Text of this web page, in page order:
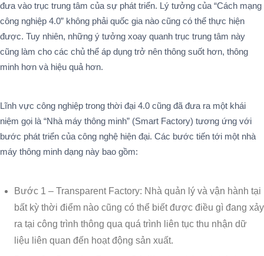
đưa vào trục trung tâm của sự phát triển. Lý tưởng của “Cách mạng
công nghiệp 4.0” không phải quốc gia nào cũng có thể thực hiện
được. Tuy nhiên, những ý tưởng xoay quanh trục trung tâm này
cũng làm cho các chủ thể áp dụng trở nên thông suốt hơn, thông
minh hơn và hiệu quả hơn.
Lĩnh vực công nghiệp trong thời đại 4.0 cũng đã đưa ra một khái
niệm gọi là “Nhà máy thông minh” (Smart Factory) tương ứng với
bước phát triển của công nghệ hiện đại. Các bước tiến tới một nhà
máy thông minh dạng này bao gồm:
Bước 1 – Transparent Factory: Nhà quản lý và vận hành tại
bất kỳ thời điểm nào cũng có thể biết được điều gì đang xảy
ra tại công trình thông qua quá trình liên tục thu nhận dữ
liệu liên quan đến hoạt động sản xuất.